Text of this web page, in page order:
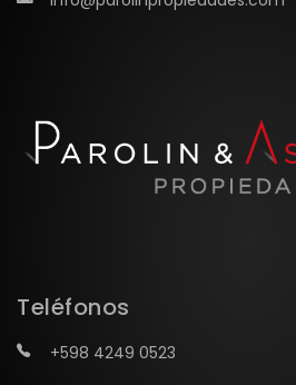
Teléfonos
+598 4249 0523